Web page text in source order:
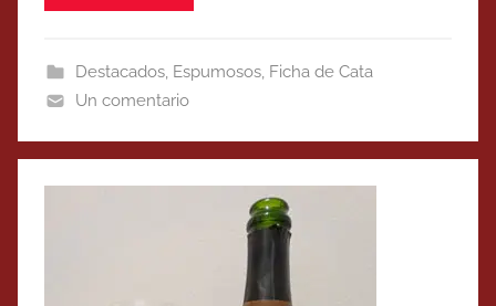
Destacados, Espumosos, Ficha de Cata
Un comentario